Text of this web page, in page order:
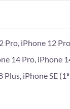
iPhone 12
14 Pro, iPhone
iPhone SE